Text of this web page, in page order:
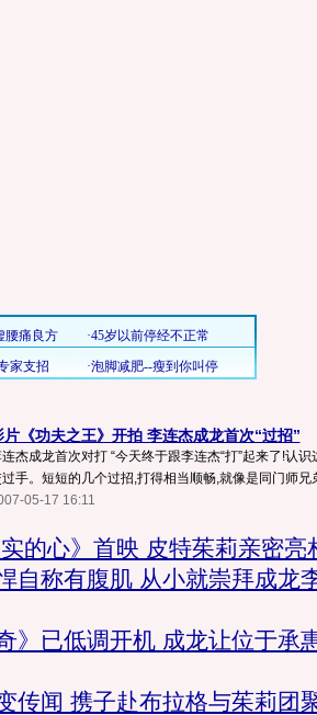
片《功夫之王》开拍 李连杰成龙首次“过招”
杰成龙首次对打 “今天终于跟李连杰“打”起来了!认
手。短短的几个过招,打得相当顺畅,就像是同门师兄
05-17 16:11
的心》首映 皮特茱莉亲密亮
自称有腹肌 从小就崇拜成龙
》已低调开机 成龙让位于承
传闻 携子赴布拉格与茱莉团